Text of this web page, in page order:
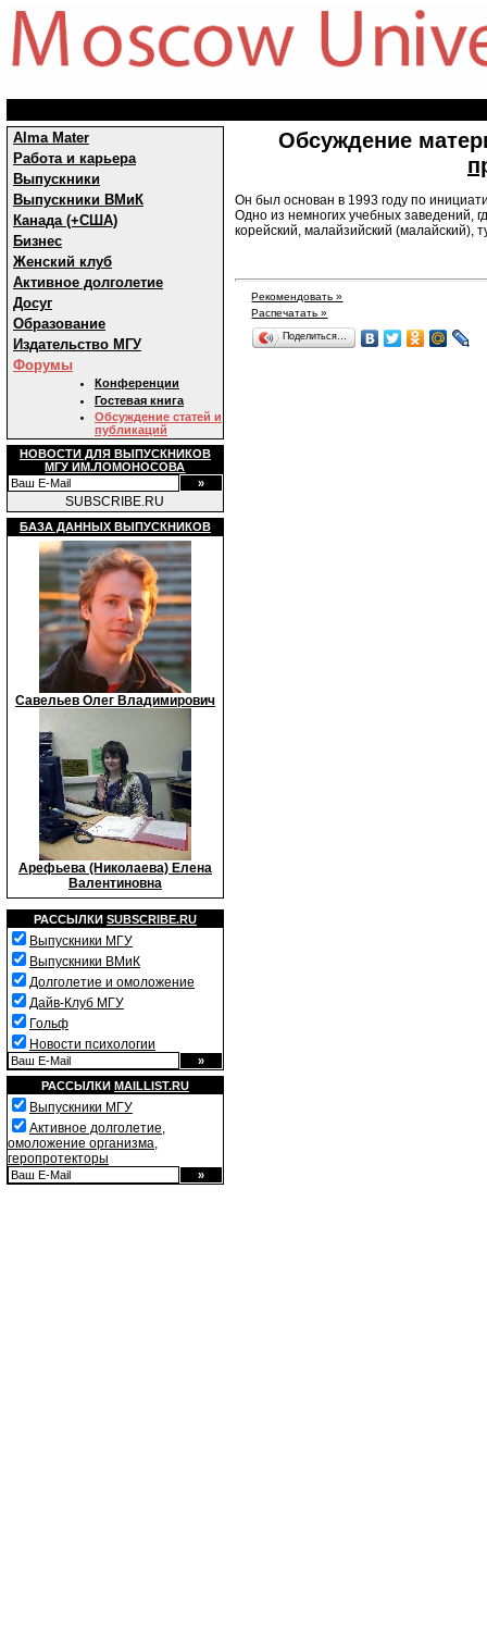
Alma Mater
Работа и карьера
Выпускники
Выпускники ВМиК
Канада (+США)
Бизнес
Женский клуб
Активное долголетие
Досуг
Образование
Издательство МГУ
Форумы
Конференции
Гостевая книга
Обсуждение статей и
публикаций
НОВОСТИ ДЛЯ ВЫПУСКНИКОВ
МГУ ИМ.ЛОМОНОСОВА
SUBSCRIBE.RU
БАЗА ДАННЫХ ВЫПУСКНИКОВ
Савельев Олег Владимирович
Арефьева (Николаева) Елена
Валентиновна
РАССЫЛКИ SUBSCRIBE.RU
Выпускники МГУ
Выпускники ВМиК
Долголетие и омоложение
Дайв-Клуб МГУ
Гольф
Новости психологии
РАССЫЛКИ MAILLIST.RU
Выпускники МГУ
Активное долголетие,
омоложение организма,
геропротекторы
Обсуждение
Он был основан в 1993 году по
Одно из немногих учебных заведений,
корейский, малайзийский (малайский),
Рекомендовать »
Распечатать »
Поделиться…